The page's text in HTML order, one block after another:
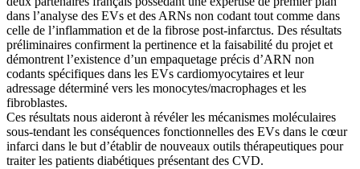
dans l’analyse des EVs et des ARNs non codant tout comme dans
celle de l’inflammation et de la fibrose post-infarctus. Des résultats
préliminaires confirment la pertinence et la faisabilité du projet et
démontrent l’existence d’un empaquetage précis d’ARN non
codants spécifiques dans les EVs cardiomyocytaires et leur
adressage déterminé vers les monocytes/macrophages et les
fibroblastes.
Ces résultats nous aideront à révéler les mécanismes moléculaires
sous-tendant les conséquences fonctionnelles des EVs dans le cœur
infarci dans le but d’établir de nouveaux outils thérapeutiques pour
traiter les patients diabétiques présentant des CVD.